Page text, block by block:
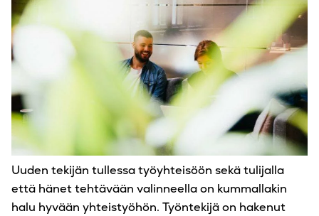
Uuden tekijän tullessa työyhteisöön sekä tulijalla
että hänet tehtävään valinneella on kummallakin
halu hyvään yhteistyöhön. Työntekijä on hakenut